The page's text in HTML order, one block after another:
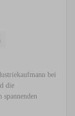
bei
die
spannenden